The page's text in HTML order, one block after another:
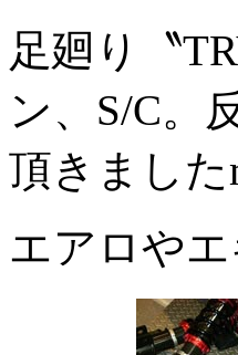
足廻り〝
ン、S/C。
頂きました
エアロや